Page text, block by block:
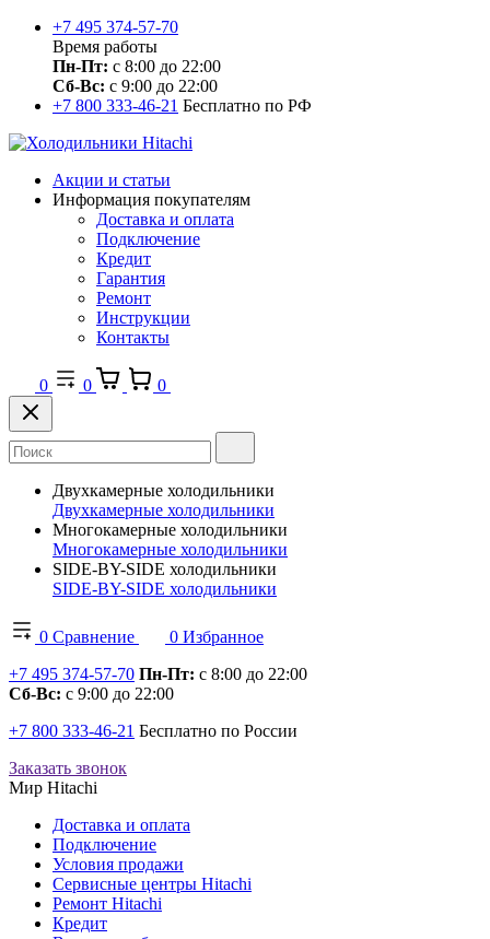
+7 495 374-57-70
Время работы
Пн-Пт: с 8:00 до 22:00
Сб-Вс: с 9:00 до 22:00
+7 800 333-46-21 Бесплатно по РФ
Акции и статьи
Информация покупателям
Доставка и оплата
Подключение
Кредит
Гарантия
Ремонт
Инструкции
Контакты
0 0 0
Двухкамерные холодильники
Двухкамерные холодильники
Многокамерные холодильники
Многокамерные холодильники
SIDE-BY-SIDE холодильники
SIDE-BY-SIDE холодильники
0 Сравнение 0 Избранное
+7 495 374-57-70 Пн-Пт: с 8:00 до 22:00
Сб-Вс: с 9:00 до 22:00
+7 800 333-46-21 Бесплатно по России
Заказать звонок
Мир Hitachi
Доставка и оплата
Подключение
Условия продажи
Сервисные центры Hitachi
Ремонт Hitachi
Кредит